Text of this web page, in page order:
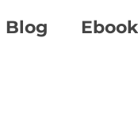
Blog Ebook